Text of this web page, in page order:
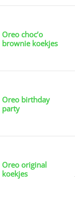
Oreo choc’o
brownie koekjes
Oreo birthday
party
Oreo original
koekjes